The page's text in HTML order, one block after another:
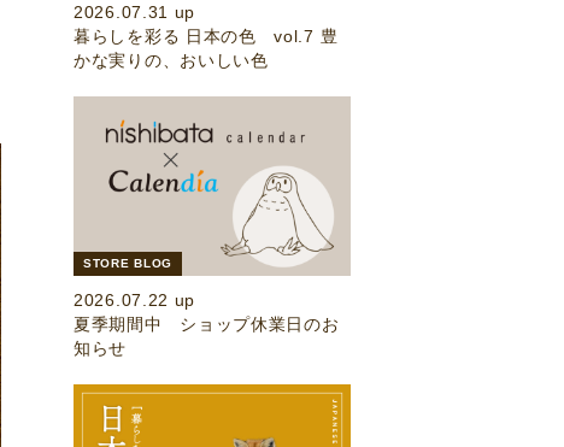
2026.07.31 up
暮らしを彩る 日本の色 vol.7 豊
かな実りの、おいしい色
STORE BLOG
2026.07.22 up
夏季期間中 ショップ休業日のお
知らせ